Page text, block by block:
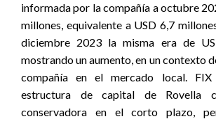
informada por la compañía a octubre
millones, equivalente a USD 6,7
diciembre 2023 la misma era de
mostrando un aumento, en un contexto
compañía en el mercado local.
estructura de capital de Rovella
conservadora en el corto plazo,